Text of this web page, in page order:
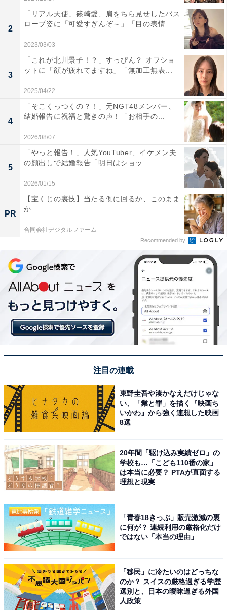
2
「リアル天使」篠崎愛、肩をちら見せしたバス
ローブ姿に「可愛すぎんぞ～」「目の表情...
2023/03/03
3
「これが北川景子！？」すっぴん？ オフショ
ットに「顔が疲れてますね」「無加工無表...
2025/04/22
4
「そこくっつくの？！」元NGT48メンバー、
結婚報告に祝福と驚きの声！「お相手の...
2026/08/07
5
「やっと報告！」人気YouTuber、イケメン夫
の顔出しで結婚報告「明日はショッ...
2026/01/15
PR
【宝くじの裏技】当たる側に回るか、このまま
か
合同会社デジタルファーム
Recommended by
注目の連載
東野圭吾や湊かなえだけじゃな
い、「業と罪」を描く『映画ち
いかわ』から強く連想した映画
8選
20年間「駆け込み実績ゼロ」の
学校も…「こども110番の家」
は本当に必要？ PTAが直面する
理想と現実
「青春18きっぷ」販売激減の裏
に何が？ 連続利用の厳格化だけ
ではない「本当の理由」
「移民」に冷たいのはどっちな
のか？ スイスの厳格過ぎる学歴
選別と、日本の曖昧過ぎる外国
人政策